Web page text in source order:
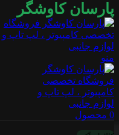
پارسان کاوشگر
منو
0 محصول